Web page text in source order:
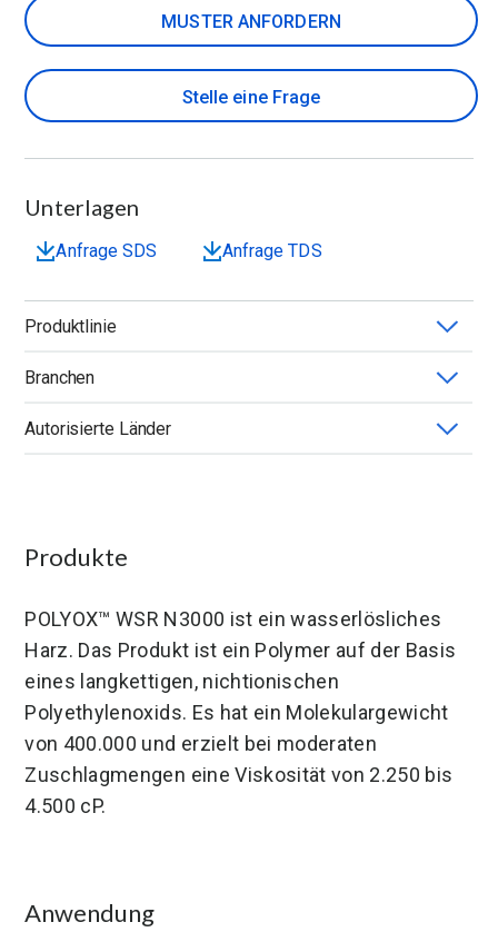
MUSTER ANFORDERN
Stelle eine Frage
Unterlagen
Anfrage SDS Anfrage TDS
Produktlinie
POLYOX™
Branchen
Anwendung Chemie
Autorisierte Länder
Produkte
POLYOX™ WSR N3000 ist ein wasserlösliches
Harz. Das Produkt ist ein Polymer auf der Basis
eines langkettigen, nichtionischen
Polyethylenoxids. Es hat ein Molekulargewicht
von 400.000 und erzielt bei moderaten
Zuschlagmengen eine Viskosität von 2.250 bis
4.500 cP.
Anwendung